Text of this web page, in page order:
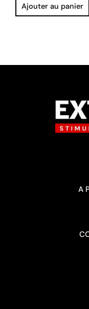
Ajouter au panier
A